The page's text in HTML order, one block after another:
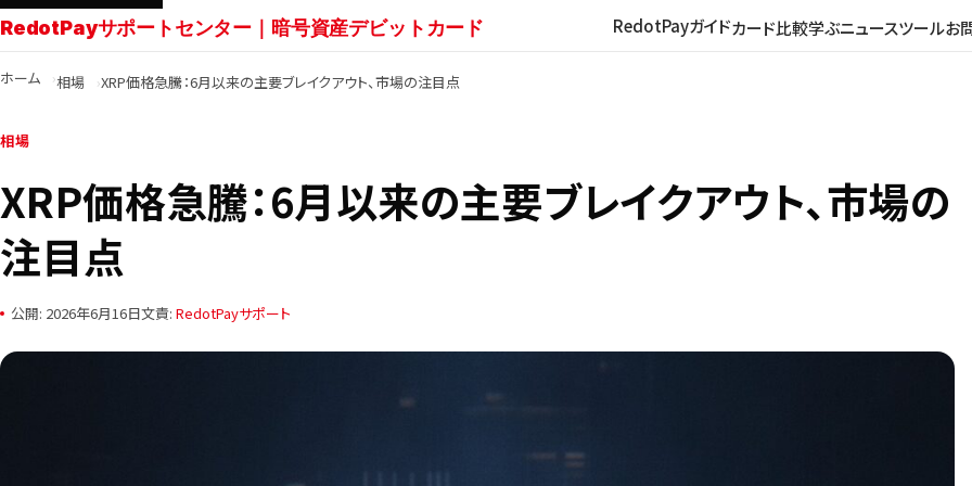
RedotPayサポートセンター｜暗号資産デビットカード RedotPayガイドカード比較学ぶニュースツールお
ホーム
相場 XRP価格急騰：6月以来の主要ブレイクアウト、市場の注目点
相場
XRP価格急騰：6月以来の主要ブレイクアウト、市場の
注目点
公開: 2026年6月16日文責: RedotPayサポート